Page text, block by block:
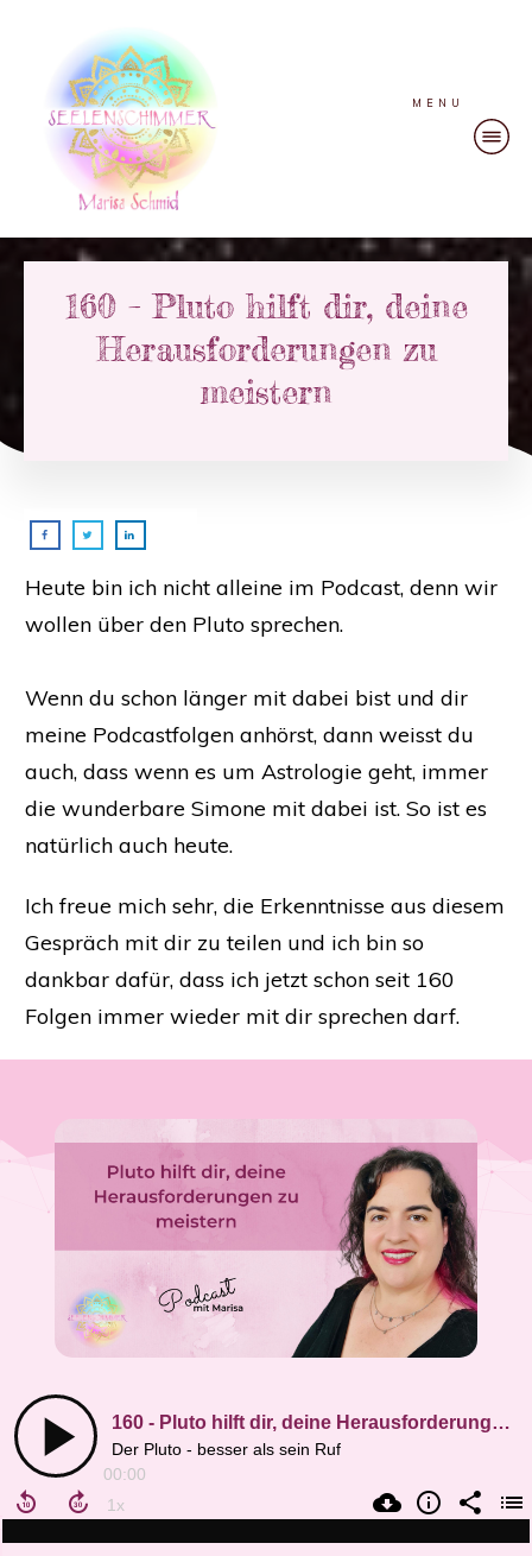
MENU
160 – Pluto hilft dir, deine
Herausforderungen zu
meistern
Heute bin ich nicht alleine im Podcast, denn wir
wollen über den Pluto sprechen.
Wenn du schon länger mit dabei bist und dir
meine Podcastfolgen anhörst, dann weisst du
auch, dass wenn es um Astrologie geht, immer
die wunderbare Simone mit dabei ist. So ist es
natürlich auch heute.
Ich freue mich sehr, die Erkenntnisse aus diesem
Gespräch mit dir zu teilen und ich bin so
dankbar dafür, dass ich jetzt schon seit 160
Folgen immer wieder mit dir sprechen darf.